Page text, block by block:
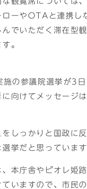
ローやOTAと連携し
んでいただく滞在型
。
の参議院選挙が3日
向けてメッセージ
をしっかりと国政に
挙だと思っています
、本庁舎やピオレ姫
ていますので、市民